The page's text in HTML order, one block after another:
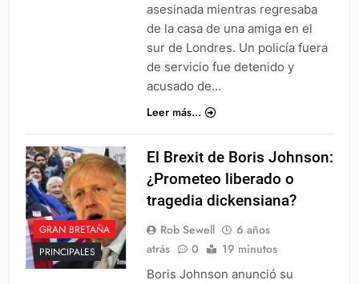
asesinada mientras regresaba
de la casa de una amiga en el
sur de Londres. Un policía fuera
de servicio fue detenido y
acusado de…
Leer más...
GRAN BRETAÑA
PRINCIPALES
El Brexit de Boris Johnson:
¿Prometeo liberado o
tragedia dickensiana?
Rob Sewell
6 años
atrás
0 19 minutos
Boris Johnson anunció su